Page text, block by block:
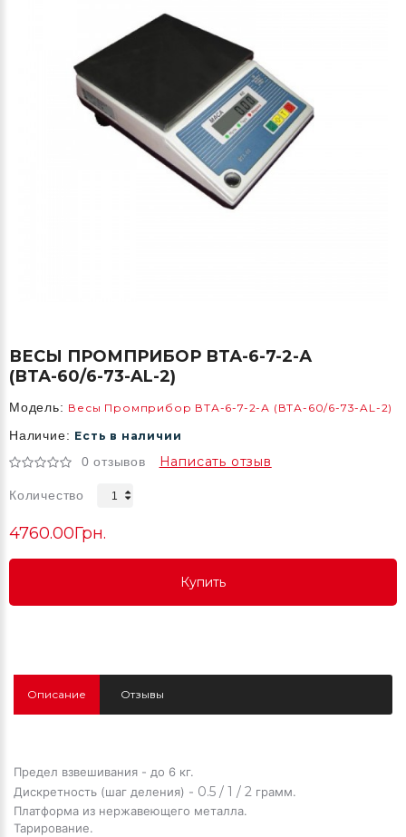
ВЕСЫ ПРОМПРИБОР ВТА-6-7-2-А
(ВТА-60/6-73-AL-2)
Модель: Весы Промприбор ВТА-6-7-2-А (ВТА-60/6-73-AL-2)
Наличие: Есть в наличии
0 отзывов Написать отзыв
Количество
4760.00Грн.
Купить
Купить
Описание Отзывы
Предел взвешивания - до 6 кг.
Дискретность (шаг деления) - 0.5 / 1 / 2 грамм.
Платформа из нержавеющего металла.
Тарирование.